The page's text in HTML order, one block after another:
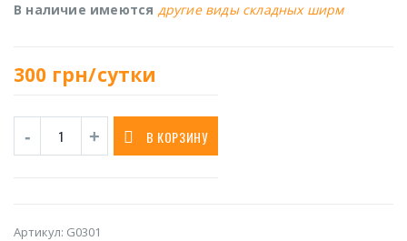
В наличие имеются другие виды складных ширм
300 грн/сутки
В КОРЗИНУ
Артикул: G0301